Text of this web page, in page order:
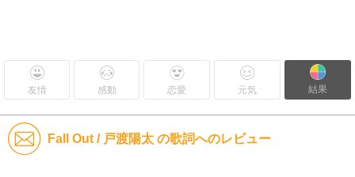
友情 感動 恋愛 元気 結果
Fall Out / 戸渡陽太 の歌詞へのレビュー